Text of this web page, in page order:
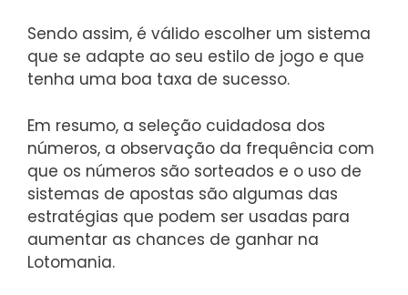
Sendo assim, é válido escolher um sistema
que se adapte ao seu estilo de jogo e que
tenha uma boa taxa de sucesso.
Em resumo, a seleção cuidadosa dos
números, a observação da frequência com
que os números são sorteados e o uso de
sistemas de apostas são algumas das
estratégias que podem ser usadas para
aumentar as chances de ganhar na
Lotomania.